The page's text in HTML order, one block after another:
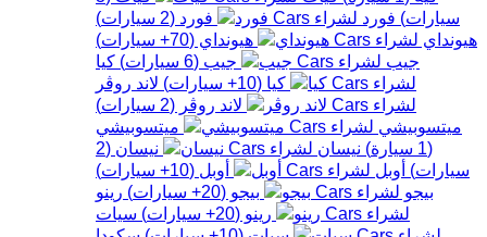
سيارات) فورد فورد (
2 سيارات)
هيونداي
هيونداي (
70+ سيارات)
جيب
جيب (
6 سيارات) كيا
كيا (
10+ سيارات) لاند روڤر
لاند روڤر (
2 سيارات)
ميتسوبيشي
ميتسوبيشي
(
1 سيارة) نيسان نيسان (
2
سيارات) أوبل أوبل (
10+ سيارات)
بيجو
بيجو (
20+ سيارات) رينو
رينو (
20+ سيارات) سيات